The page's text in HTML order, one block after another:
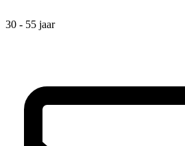
30 - 55 jaar